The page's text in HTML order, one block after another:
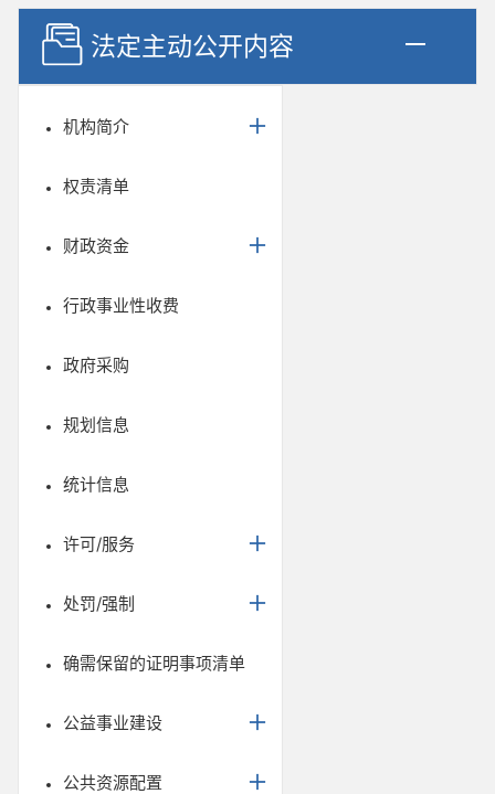
法定主动公开内容
机构简介
权责清单
财政资金
行政事业性收费
政府采购
规划信息
统计信息
许可/服务
处罚/强制
确需保留的证明事项清单
公益事业建设
公共资源配置